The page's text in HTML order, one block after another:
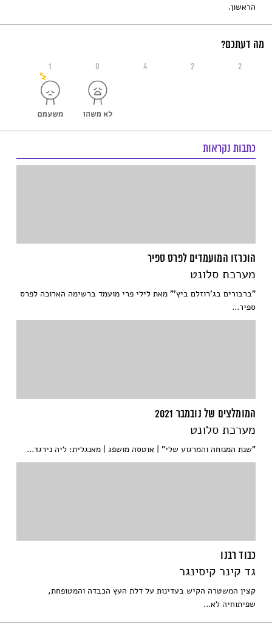
הראשון.
מה דעתכם?
1 0 4 2 2
כתבות נקראות
הוכרזו המועמדים לפרס ספיר
מערכת סלונט
"ברבורים בג'רוזלם ביץ'" מאת לילי פרי מועמד ברשימה הארוכה לפרס
ספיר...
המומלצים של נובמבר 2021
מערכת סלונט
"שנת המנוחה והמרגוע שלי" | אוטסה מושפג | מאנגלית: ליה נירגד...
כבוד רבנו
גד קינר קיסינגר
קצין המשטרה הקיש בעדינות על דלת העץ הכבדה והמטופחת,
שפיתוחיה לא...